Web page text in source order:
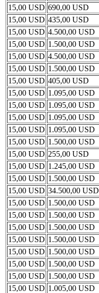
15,00 USD 690,00 USD
15,00 USD 435,00 USD
15,00 USD 4.500,00 USD
15,00 USD 1.500,00 USD
15,00 USD 4.500,00 USD
15,00 USD 1.500,00 USD
15,00 USD 405,00 USD
15,00 USD 1.095,00 USD
15,00 USD 1.095,00 USD
15,00 USD 1.095,00 USD
15,00 USD 1.095,00 USD
15,00 USD 1.500,00 USD
15,00 USD 255,00 USD
15,00 USD 1.245,00 USD
15,00 USD 1.500,00 USD
15,00 USD 34.500,00 USD
15,00 USD 1.500,00 USD
15,00 USD 1.500,00 USD
15,00 USD 1.500,00 USD
15,00 USD 1.500,00 USD
15,00 USD 1.500,00 USD
15,00 USD 1.500,00 USD
15,00 USD 1.500,00 USD
15,00 USD 1.005,00 USD